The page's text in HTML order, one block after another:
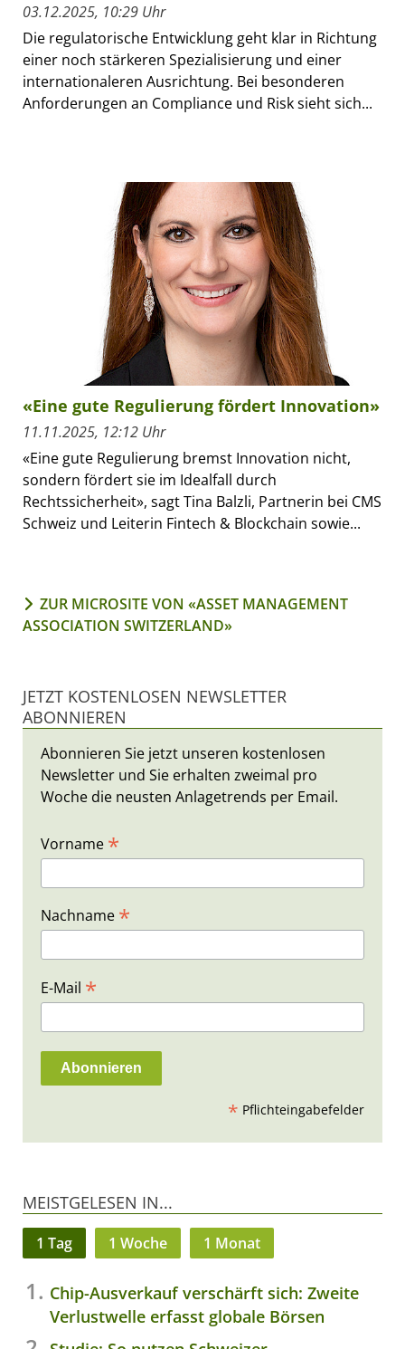
03.12.2025, 10:29 Uhr
Die regulatorische Entwicklung geht klar in Richtung
einer noch stärkeren Spezialisierung und einer
internationaleren Ausrichtung. Bei besonderen
Anforderungen an Compliance und Risk sieht sich...
«Eine gute Regulierung fördert Innovation»
11.11.2025, 12:12 Uhr
«Eine gute Regulierung bremst Innovation nicht,
sondern fördert sie im Idealfall durch
Rechtssicherheit», sagt Tina Balzli, Partnerin bei CMS
Schweiz und Leiterin Fintech & Blockchain sowie...
ZUR MICROSITE VON «ASSET MANAGEMENT
ASSOCIATION SWITZERLAND»
JETZT KOSTENLOSEN NEWSLETTER
ABONNIEREN
Abonnieren Sie jetzt unseren kostenlosen
Newsletter und Sie erhalten zweimal pro
Woche die neusten Anlagetrends per Email.
Vorname *
Nachname *
E-Mail *
* Pflichteingabefelder
MEISTGELESEN IN...
1 Tag 1 Woche 1 Monat
Chip-Ausverkauf verschärft sich: Zweite
Verlustwelle erfasst globale Börsen